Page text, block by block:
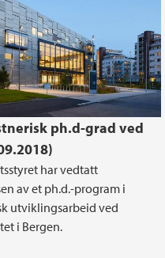
ph.d-grad ved
har vedtatt
av et ph.d.-program i
utviklingsarbeid ved
i Bergen.